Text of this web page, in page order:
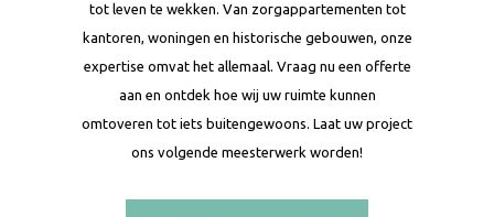
tot leven te wekken. Van zorgappartementen tot
kantoren, woningen en historische gebouwen, onze
expertise omvat het allemaal. Vraag nu een offerte
aan en ontdek hoe wij uw ruimte kunnen
omtoveren tot iets buitengewoons. Laat uw project
ons volgende meesterwerk worden!